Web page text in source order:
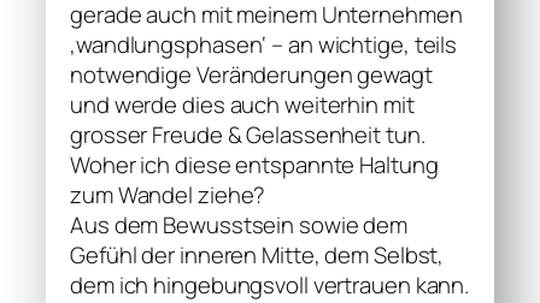
gerade auch mit meinem Unternehmen
‚wandlungsphasen‘ – an wichtige, teils
notwendige Veränderungen gewagt
und werde dies auch weiterhin mit
grosser Freude & Gelassenheit tun.
Woher ich diese entspannte Haltung
zum Wandel ziehe?
Aus dem Bewusstsein sowie dem
Gefühl der inneren Mitte, dem Selbst,
dem ich hingebungsvoll vertrauen kann.